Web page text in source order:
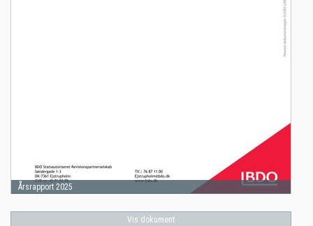
Årsrapport 2025
Vis dokument